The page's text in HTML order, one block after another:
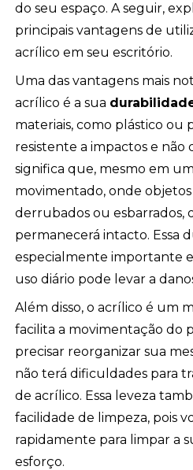
do seu espaço. A seguir,
principais vantagens de
acrílico em seu escritório.
Uma das vantagens mais
acrílico é a sua
materiais, como plástico ou
resistente a impactos e não
significa que, mesmo em
movimentado, onde
derrubados ou esbarrados,
permanecerá intacto. Essa
especialmente importante
uso diário pode levar a
Além disso, o acrílico é um
facilita a movimentação do
precisar reorganizar sua
não terá dificuldades para
de acrílico. Essa leveza
facilidade de limpeza, pois
rapidamente para limpar a
esforço.